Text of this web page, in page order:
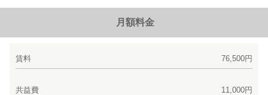
月額料金
賃料 76,500円
共益費 11,000円